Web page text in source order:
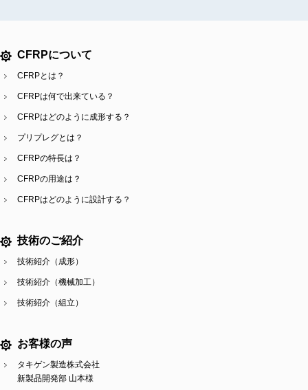
CFRPについて
CFRPとは？
CFRPは何で出来ている？
CFRPはどのように成形する？
プリプレグとは？
CFRPの特長は？
CFRPの用途は？
CFRPはどのように設計する？
技術のご紹介
技術紹介（成形）
技術紹介（機械加工）
技術紹介（組立）
お客様の声
タキゲン製造株式会社
新製品開発部 山本様